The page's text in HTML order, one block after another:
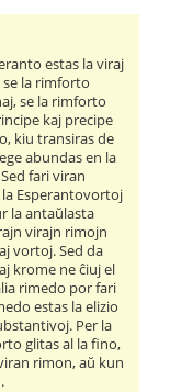
estas la viraj
se la rimforto
se la rimforto
kaj precipe
kiu transiras de
abundas en la
fari viran
Esperantovortoj
la antaŭlasta
virajn rimojn
vortoj. Sed da
krome ne ĉiuj el
rimedo por fari
estas la elizio
Per la
glitas al la fino,
rimon, aŭ kun